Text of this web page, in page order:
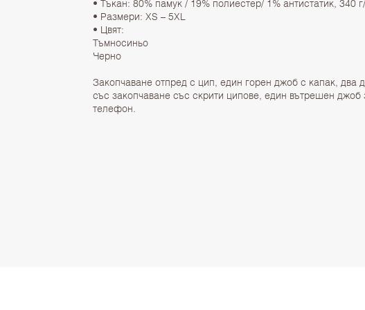
• Тъкан: 80% памук / 19% полиестер/ 1% антистатик, 340
• Размери: XS – 5XL
• Цвят:
Тъмносиньо
Черно
Закопчаване отпред с цип, един горен джоб с капак, два
със закопчаване със скрити ципове, един вътрешен джоб
телефон.